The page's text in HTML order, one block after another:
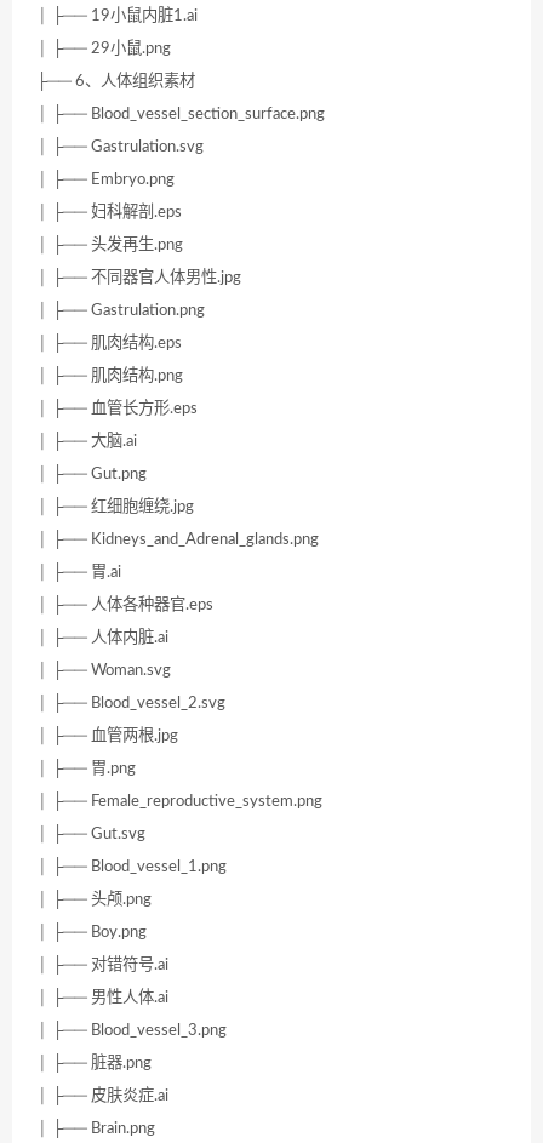
│ ├── 19小鼠内脏1.ai
│ ├── 29小鼠.png
├── 6、人体组织素材
│ ├── Blood_vessel_section_surface.png
│ ├── Gastrulation.svg
│ ├── Embryo.png
│ ├── 妇科解剖.eps
│ ├── 头发再生.png
│ ├── 不同器官人体男性.jpg
│ ├── Gastrulation.png
│ ├── 肌肉结构.eps
│ ├── 肌肉结构.png
│ ├── 血管长方形.eps
│ ├── 大脑.ai
│ ├── Gut.png
│ ├── 红细胞缠绕.jpg
│ ├── Kidneys_and_Adrenal_glands.png
│ ├── 胃.ai
│ ├── 人体各种器官.eps
│ ├── 人体内脏.ai
│ ├── Woman.svg
│ ├── Blood_vessel_2.svg
│ ├── 血管两根.jpg
│ ├── 胃.png
│ ├── Female_reproductive_system.png
│ ├── Gut.svg
│ ├── Blood_vessel_1.png
│ ├── 头颅.png
│ ├── Boy.png
│ ├── 对错符号.ai
│ ├── 男性人体.ai
│ ├── Blood_vessel_3.png
│ ├── 脏器.png
│ ├── 皮肤炎症.ai
│ ├── Brain.png